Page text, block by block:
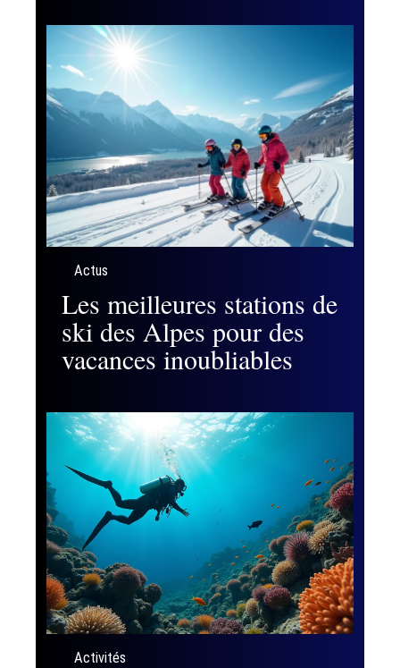
Actus
Les meilleures stations de
ski des Alpes pour des
vacances inoubliables
Activités